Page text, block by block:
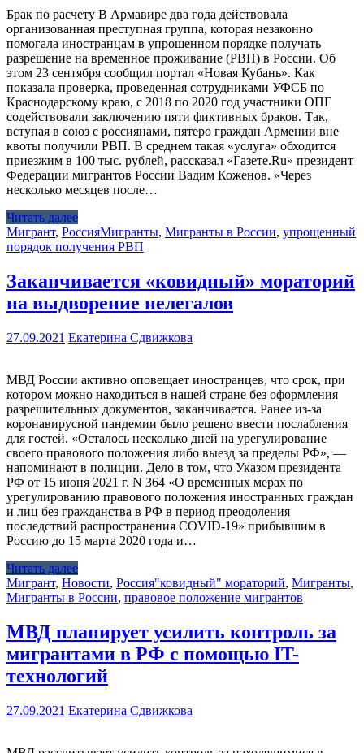
Брак по расчету В Армавире два года действовала
организованная преступная группа, которая незаконно
помогала иностранцам в упрощенном порядке получать
разрешение на временное проживание (РВП) в России. Об
этом 23 сентября сообщил портал «Новая Кубань». Как
показала проверка, проведенная сотрудниками УФСБ по
Краснодарскому краю, с 2018 по 2020 год участники ОПГ
содействовали заключению пяти фиктивных браков. Так,
вступая в союз с россиянами, пятеро граждан Армении вне
квоты получили РВП. В среднем такая «услуга» обходится
приезжим в 100 тыс. рублей, рассказал «Газете.Ru» президент
Федерации мигрантов России Вадим Коженов. «Через
несколько месяцев после…
Читать далее
Мигрант, РоссияМигранты, Мигранты в России, упрощенный
порядок получения РВП
Заканчивается «ковидный» мораторий
на выдворение нелегалов
27.09.2021 Екатерина Сдвижкова
МВД России активно оповещает иностранцев, что срок, при
котором можно находиться в нашей стране без оформления
разрешительных документов, заканчивается. Ранее из-за
коронавирусной пандемии было решено ввести послабления
для гостей. «Осталось несколько дней на урегулирование
своего правового положения либо выезд за пределы РФ», —
напоминают в полиции. Дело в том, что Указом президента
РФ от 15 июня 2021 г. N 364 «О временных мерах по
урегулированию правового положения иностранных граждан
и лиц без гражданства в РФ в период преодоления
последствий распространения COVID-19» прибывшим в
Россию до 15 марта 2020 года и…
Читать далее
Мигрант, Новости, Россия"ковидный" мораторий, Мигранты,
Мигранты в России, правовое положение мигрантов
МВД планирует усилить контроль за
мигрантами в РФ с помощью IT-
технологий
27.09.2021 Екатерина Сдвижкова